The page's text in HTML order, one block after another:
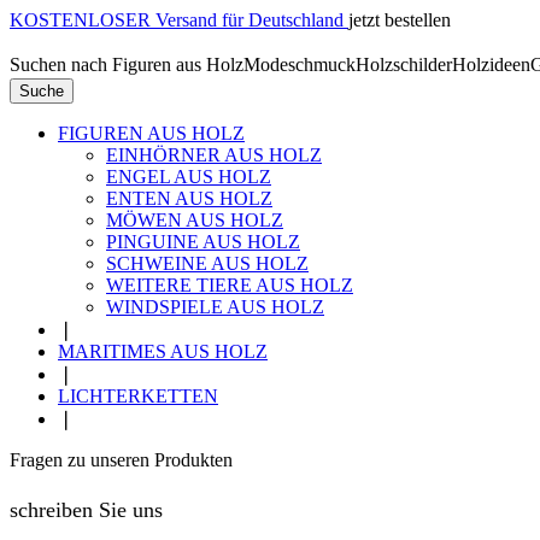
KOSTENLOSER Versand für Deutschland jetzt bestellen
Suchen nach Figuren aus HolzModeschmuckHolzschilderHolzideen
Suche
FIGUREN AUS HOLZ
EINHÖRNER AUS HOLZ
ENGEL AUS HOLZ
ENTEN AUS HOLZ
MÖWEN AUS HOLZ
PINGUINE AUS HOLZ
SCHWEINE AUS HOLZ
WEITERE TIERE AUS HOLZ
WINDSPIELE AUS HOLZ
MARITIMES AUS HOLZ
LICHTERKETTEN
Fragen zu unseren Produkten
schreiben Sie uns